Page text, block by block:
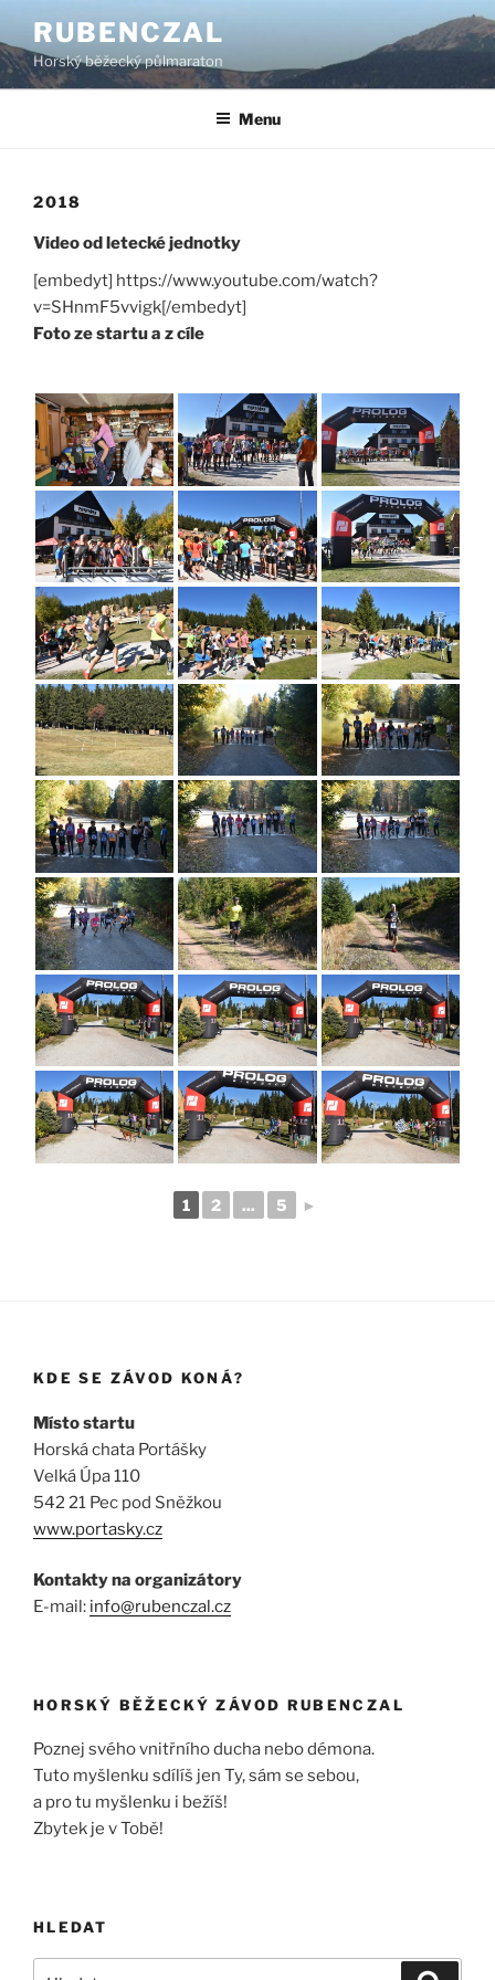
k
obsahu
webu
RUBENCZAL
Horský běžecký půlmaraton
Menu
2018
Video od letecké jednotky
[embedyt] https://www.youtube.com/watch?
v=SHnmF5vvigk[/embedyt]
Foto ze startu a z cíle
1 2 ... 5 ►
KDE SE ZÁVOD KONÁ?
Místo startu
Horská chata Portášky
Velká Úpa 110
542 21 Pec pod Sněžkou
www.portasky.cz
Kontakty na organizátory
E-mail: info@rubenczal.cz
HORSKÝ BĚŽECKÝ ZÁVOD RUBENCZAL
Poznej svého vnitřního ducha nebo démona.
Tuto myšlenku sdílíš jen Ty, sám se sebou,
a pro tu myšlenku i bežíš!
Zbytek je v Tobě!
HLEDAT